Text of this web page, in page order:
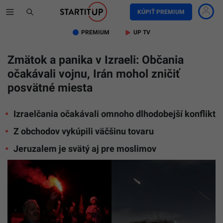
KÚPIŤ PREMIUM
PREMIUM UP TV
Zmätok a panika v Izraeli: Občania
očakávali vojnu, Irán mohol zničiť
posvätné miesta
Izraelčania očakávali omnoho dlhodobejší konflikt
Z obchodov vykúpili väčšinu tovaru
Jeruzalem je svätý aj pre moslimov